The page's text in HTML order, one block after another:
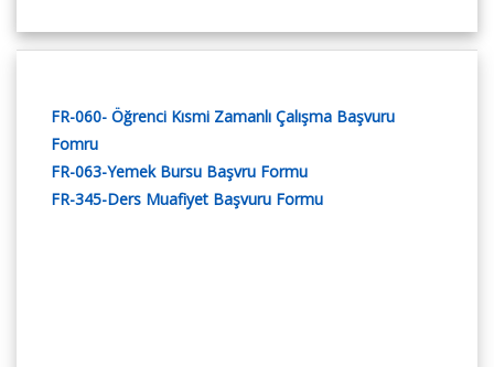
FR-060- Öğrenci Kısmi Zamanlı Çalışma Başvuru
Fomru
FR-063-Yemek Bursu Başvru Formu
FR-345-Ders Muafiyet Başvuru Formu